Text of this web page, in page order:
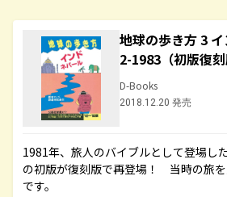
地球の歩き方 3
2-1983（初版復刻
D-Books
2018.12.20 発売
1981年、旅人のバイブルとして登場し
の初版が復刻版で再登場！ 当時の旅
です。